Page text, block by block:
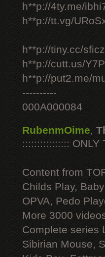
h**p://4ty.me/
h**p://tt.vg/
h**p://tiny.cc/
h**p://cutt.us/
h**p://put2.me/
----------
000A000084
RubenmOime,
:::::::::::::::: ONLY
Content from
Childs Play,
OPVA, Pedo
More 3000
Complete series
Sibirian Mouse,